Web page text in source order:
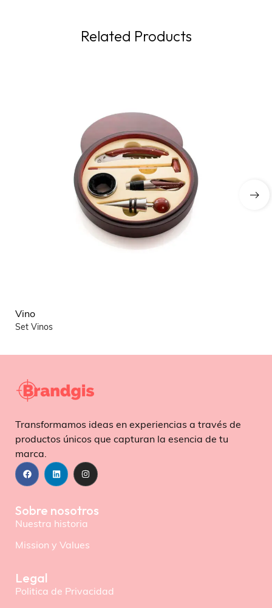
Related Products
Vino
Set Vinos
Transformamos ideas en experiencias a través de
productos únicos que capturan la esencia de tu
marca.
Sobre nosotros
Nuestra historia
Mission y Values
Legal
Politica de Privacidad